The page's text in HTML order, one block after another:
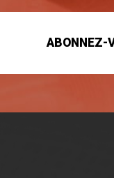
ABONNEZ-